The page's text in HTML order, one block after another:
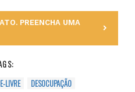
PREENCHA UMA
LIVRE
DESOCUPAÇÃO